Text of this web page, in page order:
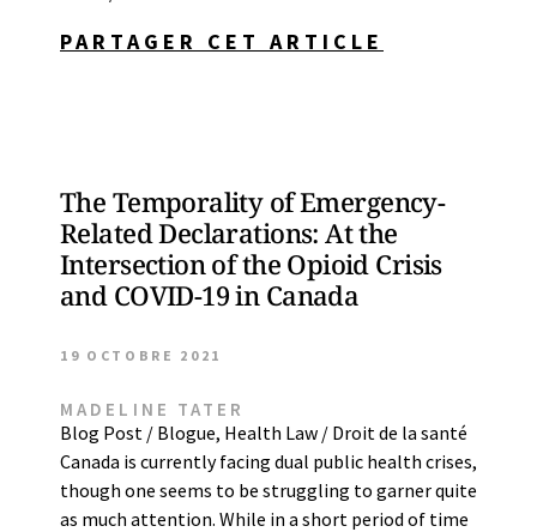
PARTAGER CET ARTICLE
The Temporality of Emergency-
Related Declarations: At the
Intersection of the Opioid Crisis
and COVID-19 in Canada
19 OCTOBRE 2021
MADELINE TATER
Blog Post / Blogue, Health Law / Droit de la santé
Canada is currently facing dual public health crises,
though one seems to be struggling to garner quite
as much attention. While in a short period of time